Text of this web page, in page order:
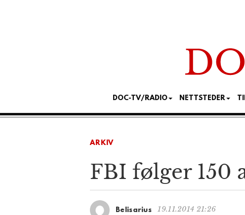
DOC-TV/RADIO NETTSTEDER
ARKIV
FBI følger 150
Belisarius 19.11.2014 21:26